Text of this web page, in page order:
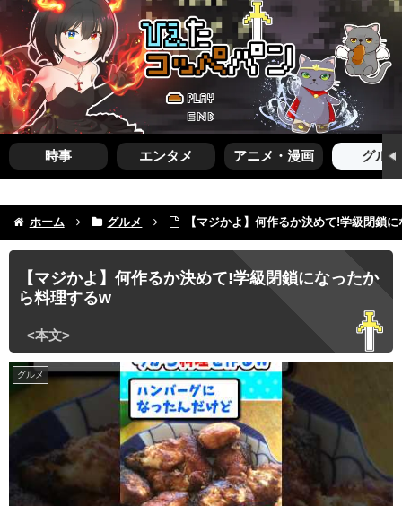
時事 エンタメ アニメ・漫画 グルメ
ホーム グルメ 【マジかよ】何作るか決めて!学級閉鎖
【マジかよ】何作るか決めて!学級閉鎖になったか
ら料理するw
グルメ